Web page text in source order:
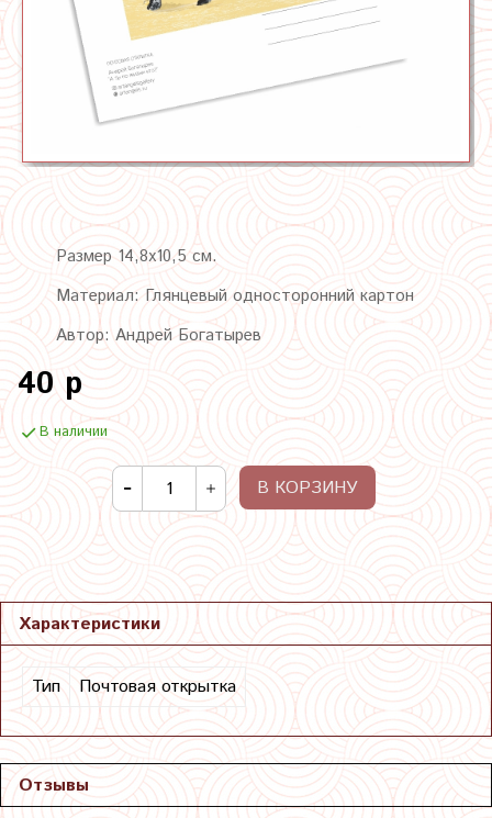
Размер 14,8х10,5 см.
Материал: Глянцевый односторонний картон
Автор: Андрей Богатырев
40 р
В наличии
В КОРЗИНУ
Характеристики
Тип Почтовая открытка
Отзывы